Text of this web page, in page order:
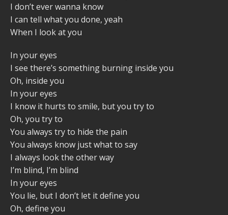
I don’t ever wanna know
I can tell what you done, yeah
When I look at you
In your eyes
I see there’s something burning inside you
Oh, inside you
In your eyes
I know it hurts to smile, but you try to
Oh, you try to
You always try to hide the pain
You always know just what to say
I always look the other way
I’m blind, I’m blind
In your eyes
You lie, but I don’t let it define you
Oh, define you